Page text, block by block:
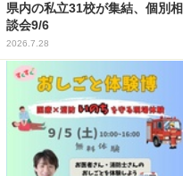
県内の私立31校が集結、個別相
談会9/6
2026.7.28